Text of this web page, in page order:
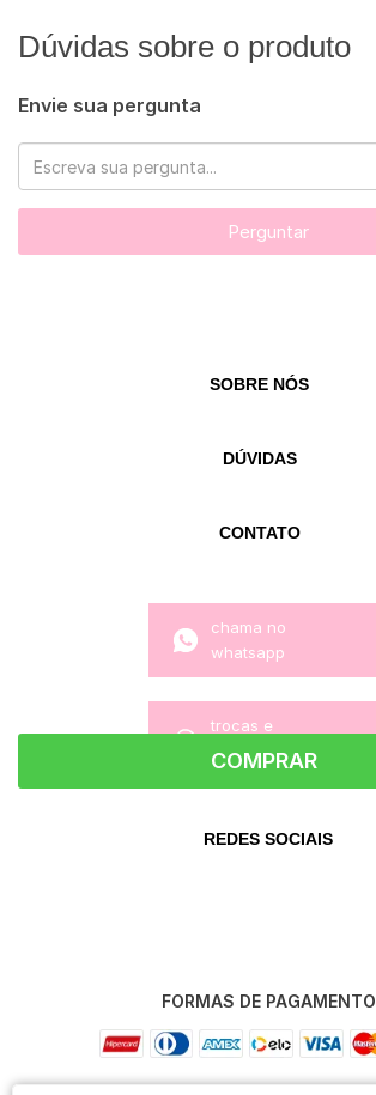
COMPRAR
Dúvidas sobre o produto
Envie sua pergunta
Perguntar
SOBRE NÓS
DÚVIDAS
CONTATO
chama no
whatsapp
trocas e
devoluções
REDES SOCIAIS
FORMAS DE PAGAMENTO